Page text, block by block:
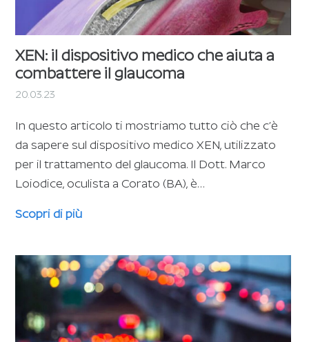
XEN: il dispositivo medico che aiuta a
combattere il glaucoma
20.03.23
In questo articolo ti mostriamo tutto ciò che c’è
da sapere sul dispositivo medico XEN, utilizzato
per il trattamento del glaucoma. Il Dott. Marco
Loiodice, oculista a Corato (BA), è…
Scopri di più